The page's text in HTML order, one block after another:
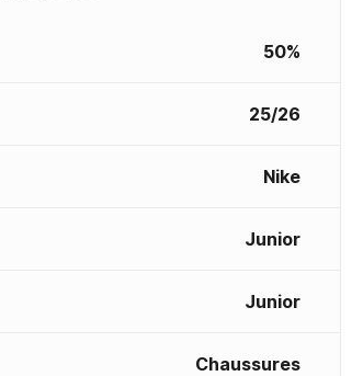
50%
25/26
Nike
Junior
Junior
Chaussures